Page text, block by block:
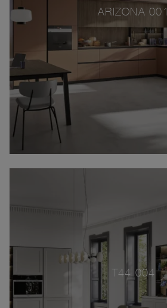
ARIZONA 001
T44 004